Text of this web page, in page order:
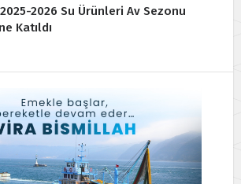
2025-2026 Su Ürünleri Av Sezonu
Katıldı